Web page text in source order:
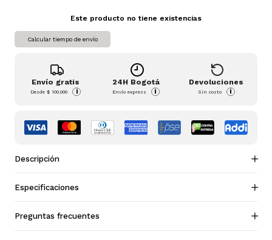
Este producto no tiene existencias
Calcular tiempo de envío
Envío gratis
Desde$ 100.000 i
24H Bogotá
Envío express i
Devoluciones
Sin costo i
Descripción
Especificaciones
Preguntas frecuentes